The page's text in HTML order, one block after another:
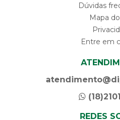
Dúvidas
Mapa
Entre em
REDES